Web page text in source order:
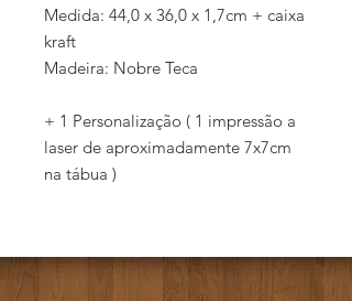
Medida: 44,0 x 36,0 x 1,7cm + caixa
kraft
Madeira: Nobre Teca
+ 1 Personalização ( 1 impressão a
laser de aproximadamente 7x7cm
na tábua )